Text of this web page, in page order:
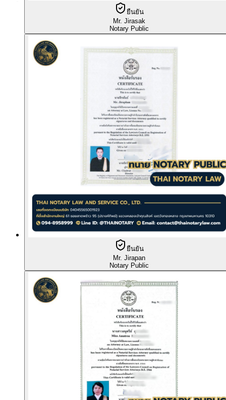
ยืนยัน
Mr. Jirasak
Notary Public
ยืนยัน
Mr. Jirapan
Notary Public